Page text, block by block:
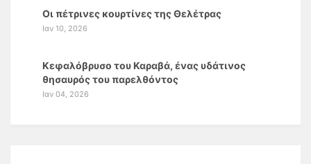
Οι πέτρινες κουρτίνες της Θελέτρας
Ιαν 10, 2026
Κεφαλόβρυσο του Καραβά, ένας υδάτινος
θησαυρός του παρελθόντος
Ιαν 04, 2026